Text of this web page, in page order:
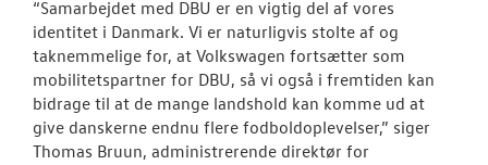
“Samarbejdet med DBU er en vigtig del af vores
identitet i Danmark. Vi er naturligvis stolte af og
taknemmelige for, at Volkswagen fortsætter som
mobilitetspartner for DBU, så vi også i fremtiden kan
bidrage til at de mange landshold kan komme ud at
give danskerne endnu flere fodboldoplevelser,” siger
Thomas Bruun, administrerende direktør for